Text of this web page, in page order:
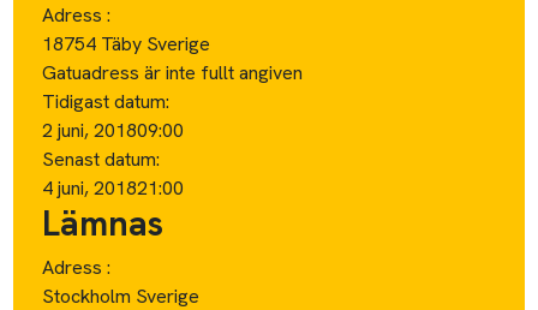
Adress :
18754 Täby Sverige
Gatuadress är inte fullt angiven
Tidigast datum:
2 juni, 201809:00
Senast datum:
4 juni, 201821:00
Lämnas
Adress :
Stockholm Sverige